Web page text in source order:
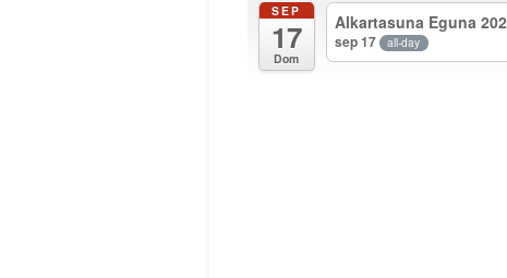
SEP
17
Dom
Alkartasuna Eguna
sep 17 all-day